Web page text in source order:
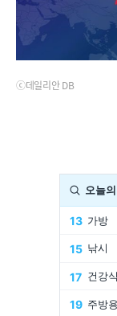
ⓒ데일리안 DB